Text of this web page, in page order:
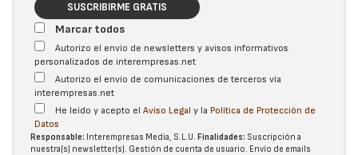
SUSCRIBIRME GRATIS
Marcar todos
Autorizo el envío de newsletters y avisos informativos
personalizados de interempresas.net
Autorizo el envío de comunicaciones de terceros vía
interempresas.net
He leído y acepto el Aviso Legal y la Política de Protección de
Datos
Responsable: Interempresas Media, S.L.U. Finalidades: Suscripción a
nuestra(s) newsletter(s). Gestión de cuenta de usuario. Envío de emails